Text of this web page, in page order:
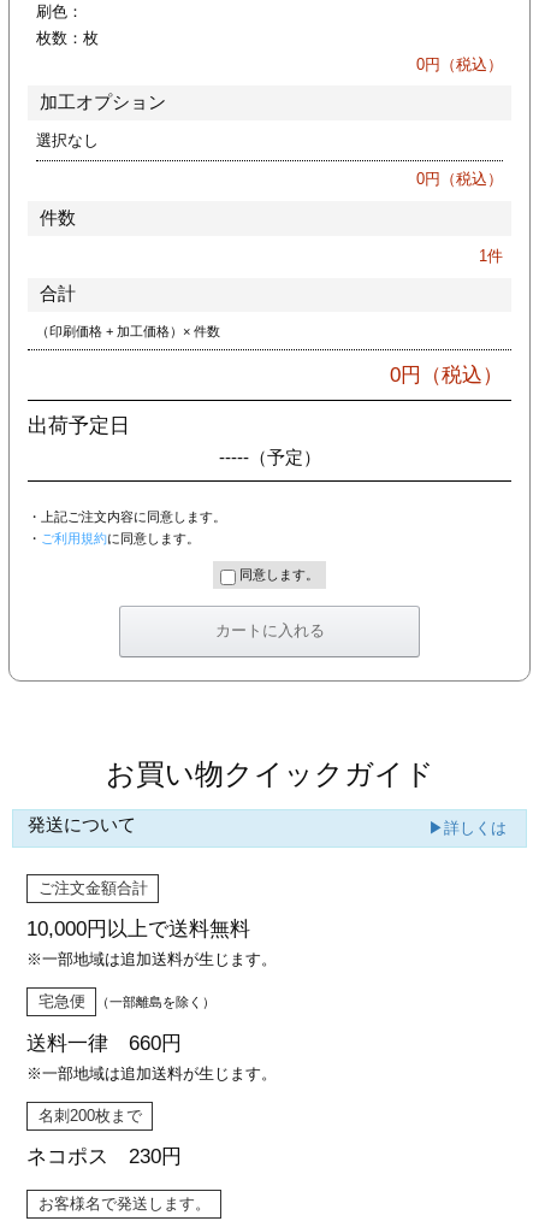
リーブ
刷色：
枚数： 枚
0円（税込）
加工オプション
選択なし
0円（税込）
件数
1件
合計
（印刷価格 + 加工価格）× 件数
0円（税込）
出荷予定日
-----（予定）
・上記ご注文内容に同意します。
・ ご利用規約に同意します。
同意します。
お買い物クイックガイド
発送について ▶詳しくは
ご注文金額合計
10,000円以上で送料無料
※一部地域は追加送料が生じます。
宅急便 （一部離島を除く）
送料一律 660円
※一部地域は追加送料が生じます。
名刺200枚まで
ネコポス 230円
お客様名で発送します。